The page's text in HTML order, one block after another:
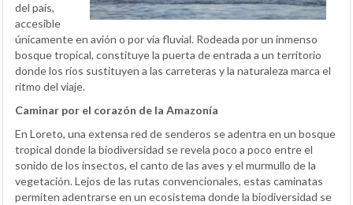
del país,
accesible
únicamente en avión o por vía fluvial. Rodeada por un inmenso
bosque tropical, constituye la puerta de entrada a un territorio
donde los ríos sustituyen a las carreteras y la naturaleza marca el
ritmo del viaje.
Caminar por el corazón de la Amazonía
En Loreto, una extensa red de senderos se adentra en un bosque
tropical donde la biodiversidad se revela poco a poco entre el
sonido de los insectos, el canto de las aves y el murmullo de la
vegetación. Lejos de las rutas convencionales, estas caminatas
permiten adentrarse en un ecosistema donde la biodiversidad se